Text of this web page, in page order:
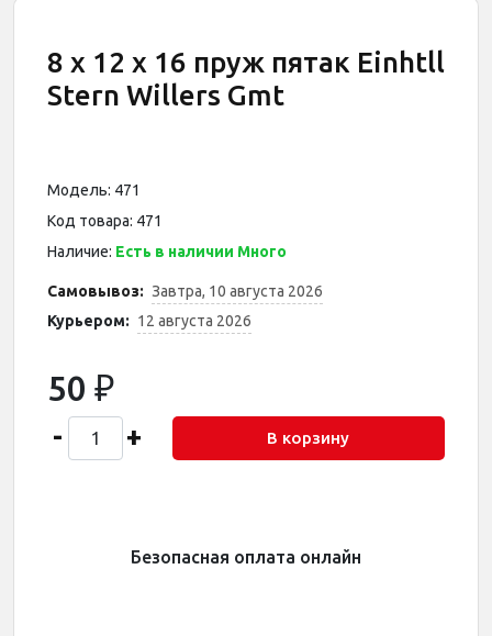
8 х 12 х 16 пруж пятак Einhtll
Stern Willers Gmt
Модель: 471
Код товара: 471
Наличие: Есть в наличии Много
Самовывоз: Завтра, 10 августа 2026
Курьером: 12 августа 2026
50 ₽
- + В корзину
Безопасная оплата онлайн